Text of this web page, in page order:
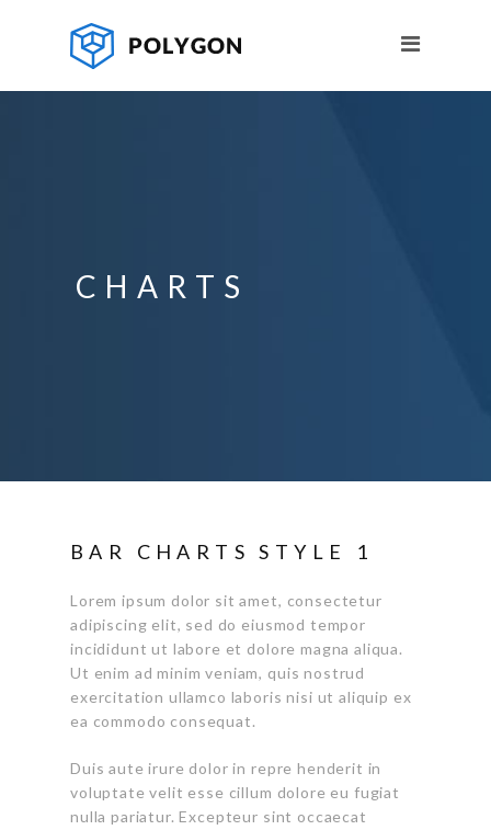
CHARTS
BAR CHARTS STYLE 1
Lorem ipsum dolor sit amet, consectetur
adipiscing elit, sed do eiusmod tempor
incididunt ut labore et dolore magna aliqua.
Ut enim ad minim veniam, quis nostrud
exercitation ullamco laboris nisi ut aliquip ex
ea commodo consequat.
Duis aute irure dolor in repre henderit in
voluptate velit esse cillum dolore eu fugiat
nulla pariatur. Excepteur sint occaecat